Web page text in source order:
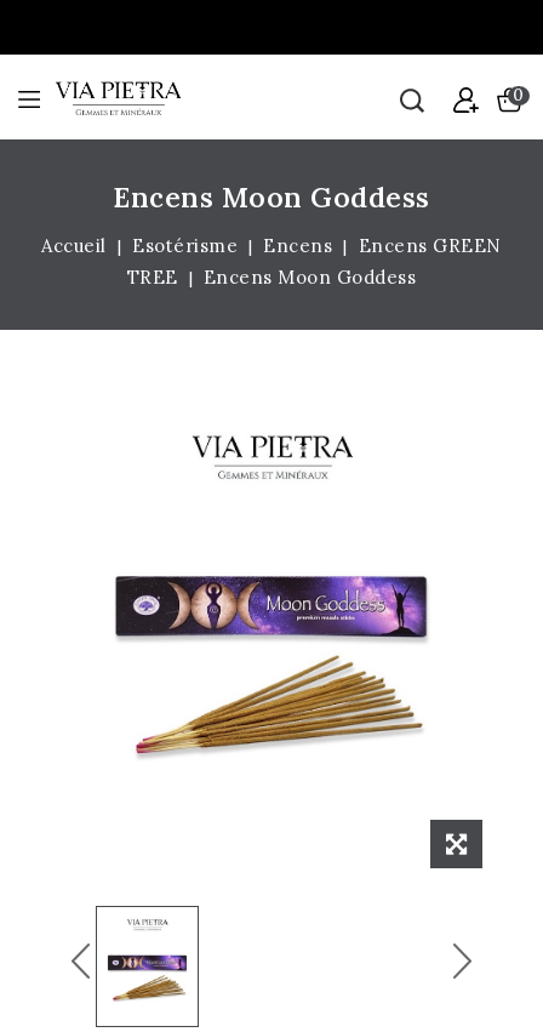
0
Encens Moon Goddess
Accueil Esotérisme Encens
Encens GREEN
TREE
Encens Moon Goddess